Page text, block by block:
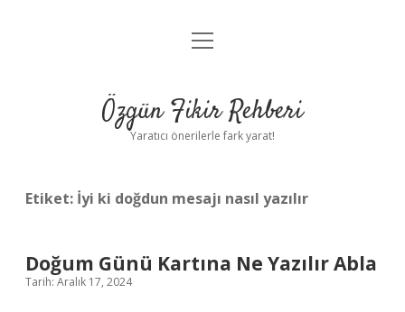
Gizlilik Politikası
Yasal Uyarı
menüyü
Özgün Fikir Rehberi
Yaratıcı önerilerle fark yarat!
Etiket: İyi ki doğdun mesajı nasıl yazılır
Doğum Günü Kartına Ne Yazılır Abla
Tarih: Aralık 17, 2024